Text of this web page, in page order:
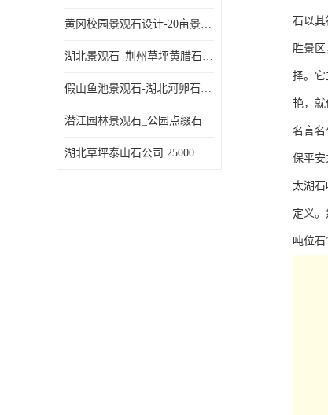
黄冈校园景观石设计-20亩景观石基地
湖北景观石_荆州草坪黄腊石公司
假山鱼池景观石-湖北河卵石开采基地-荆州河道鹅卵石厂家
潜江园林景观石_公园点缀石
湖北草坪泰山石公司 25000平米景观石基地
石以其
胜景
择。
艳，就
名言
保平安
太湖石
定义
吨位石